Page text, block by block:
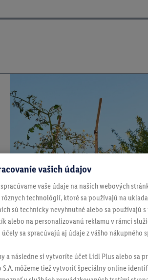
vašich údajov
spracúvame vaše údaje na našich webových
technológií, ktoré sa používajú na
sú technicky nevyhnutné alebo sa používajú s
alebo na personalizovanú reklamu v rámci
sa spracúvajú aj údaje z vášho nákupného
a následne si vytvoríte účet Lidl Plus alebo sa
môžeme tiež vytvoriť špeciálny online